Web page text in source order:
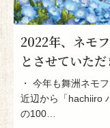
2022年、ネモ
とさせていただ
・ 今年も舞洲ネモ
近辺から「hachiiro
の100…